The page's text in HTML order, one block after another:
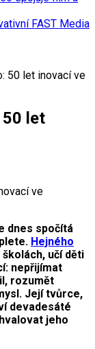
FAST Media
50 let inovací ve
let
dnes spočítá
Hejného
učí děti
nepřijímat
rozumět
Její tvůrce,
devadesáté
jeho